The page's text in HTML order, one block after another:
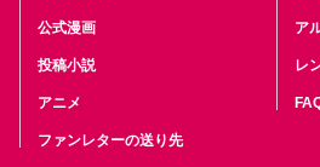
公式漫画
投稿小説
アニメ
ファンレターの送り先
ア
レ